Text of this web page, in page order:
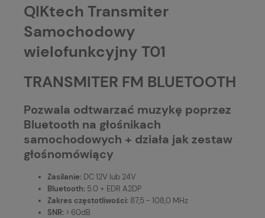
QIKtech Transmiter
Samochodowy
wielofunkcyjny T01
TRANSMITER FM BLUETOOTH
Pozwala odtwarzać muzykę poprzez
Bluetooth na głośnikach
samochodowych + działa jak zestaw
głośnomówiący
Zasilanie: DC 12V lub 24V
Bluetooth: 5.0 + EDR A2DP
Zakres częstotliwości: 87,5 - 108,0 MHz
SNR: > 60dB